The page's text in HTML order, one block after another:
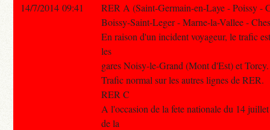
14/7/2014 09:41
RER A (Saint-Germain-en-Laye - Poissy -
Boissy-Saint-Leger - Marne-la-Vallee -
En raison d'un incident voyageur, le trafic
les
gares Noisy-le-Grand (Mont d'Est) et Torcy.
Trafic normal sur les autres lignes de RER.
RER C
A l'occasion de la fete nationale du 14
de la